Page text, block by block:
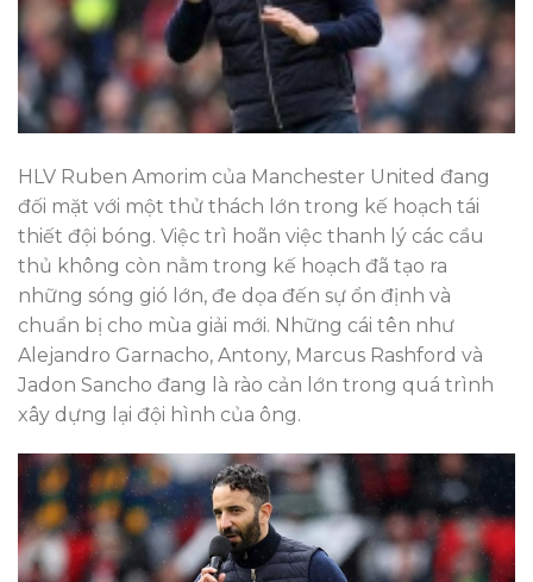
HLV Ruben Amorim của Manchester United đang
đối mặt với một thử thách lớn trong kế hoạch tái
thiết đội bóng. Việc trì hoãn việc thanh lý các cầu
thủ không còn nằm trong kế hoạch đã tạo ra
những sóng gió lớn, đe dọa đến sự ổn định và
chuẩn bị cho mùa giải mới. Những cái tên như
Alejandro Garnacho, Antony, Marcus Rashford và
Jadon Sancho đang là rào cản lớn trong quá trình
xây dựng lại đội hình của ông.